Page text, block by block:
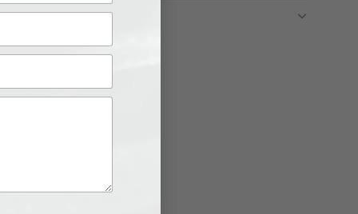
nhau
Tin tức